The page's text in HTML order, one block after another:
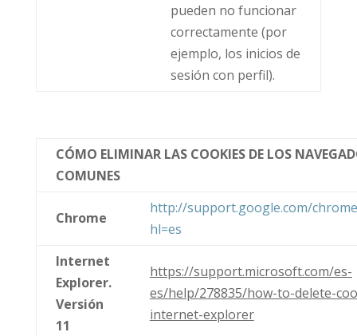
pueden no funcionar
correctamente (por
ejemplo, los inicios de
sesión con perfil).
CÓMO ELIMINAR LAS COOKIES DE LOS
COMUNES
Chrome
http://support.google.com/
hl=es
Internet
Explorer.
Versión
11
https://support.microsoft.com/es-
es/help/278835/how-to-delete-
internet-explorer